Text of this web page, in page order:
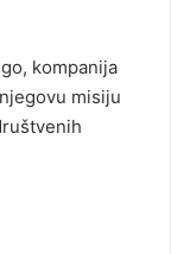
kompanija
misiju